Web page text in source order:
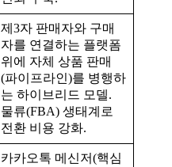
제3자 판매자와 구매
자를 연결하는 플랫폼
위에 자체 상품 판매
(파이프라인)를 병행하
는 하이브리드 모델.
물류(FBA) 생태계로
전환 비용 강화.
카카오톡 메신저(핵심